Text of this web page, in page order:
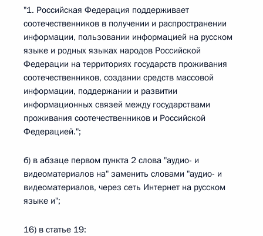
"1. Российская Федерация поддерживает
соотечественников в получении и распространении
информации, пользовании информацией на русском
языке и родных языках народов Российской
Федерации на территориях государств проживания
соотечественников, создании средств массовой
информации, поддержании и развитии
информационных связей между государствами
проживания соотечественников и Российской
Федерацией.";
б) в абзаце первом пункта 2 слова "аудио- и
видеоматериалов на" заменить словами "аудио- и
видеоматериалов, через сеть Интернет на русском
языке и";
16) в статье 19: